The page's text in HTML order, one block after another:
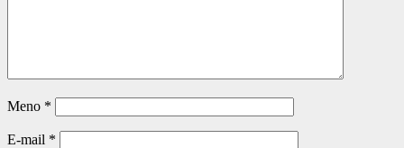
Meno *
E-mail *